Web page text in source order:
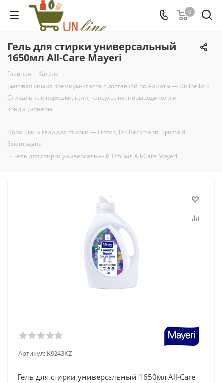
0
Гель для стирки универсальный
1650мл All-Care Mayeri
Главная - Каталог -
Бытовая химия премиум-класса с доставкой по Алматы — Unline.kz -
Стиральные порошки, гели, капсулы, пятновыводители и
кондиционеры
-
Порошки и гели для стирки — Frosch, Dr. Beckmann, Spuma di
Sciampagna
- Гель для стирки универсальный 1650мл All-Care Mayeri
Артикул: K9243KZ
Гель для стирки универсальный 1650мл All-Care